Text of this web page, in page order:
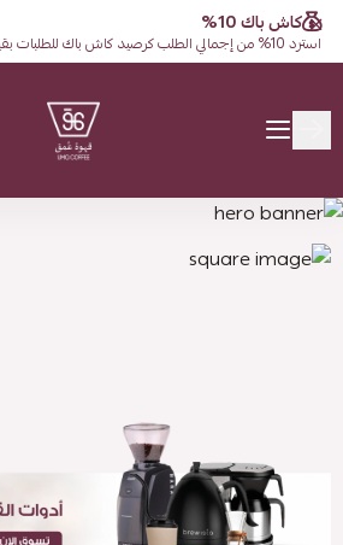
كاش باك 10%
استرد 10% من إجمالي الطلب كرصيد كاش باك للطلبات بقيمة 150 ريال و اكثر
قهوة عُمق